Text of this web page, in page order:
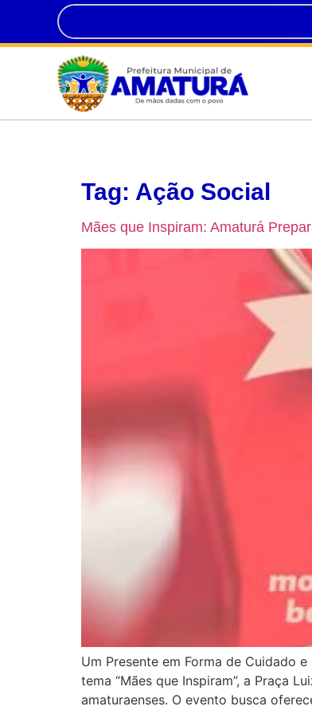
Tag: Ação Social
Mães que Inspiram: Amaturá
Um Presente em Forma de Cuidado
tema “Mães que Inspiram”, a Praça
amaturaenses. O evento busca